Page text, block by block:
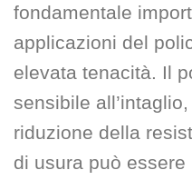
fondamentale
applicazioni del
elevata tenacità. Il
sensibile
riduzione della
di usura può